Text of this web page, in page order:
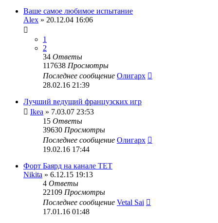
Ваше самое любимое испытание
Alex » 20.12.04 16:06
1
2
34 Ответы
117638 Просмотры
Последнее сообщение Олигарх
28.02.16 21:39
Лучший ведущий французских игр
Ikea » 7.03.07 23:53
15 Ответы
39630 Просмотры
Последнее сообщение Олигарх
19.02.16 17:44
Форт Баярд на канале ТЕТ
Nikita » 6.12.15 19:13
4 Ответы
22109 Просмотры
Последнее сообщение Vetal Sai
17.01.16 01:48